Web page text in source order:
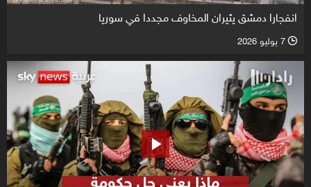
انفجارا دمشق يثيران المخاوف مجددا في سوريا
l 7 يوليو 2026